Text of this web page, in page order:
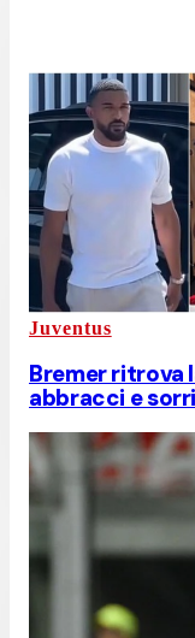
Juventus
Bremer ritrova
abbracci e